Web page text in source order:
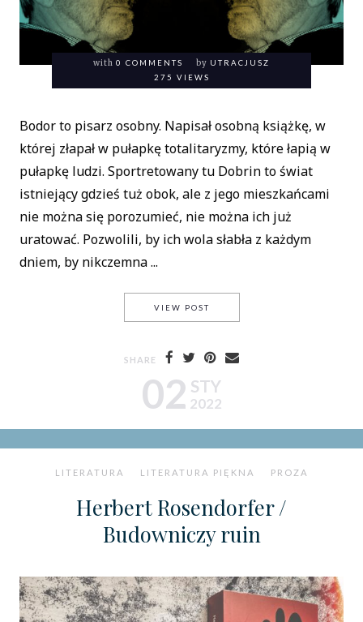
with 0 COMMENTS by UTRACJUSZ
275 VIEWS
Bodor to pisarz osobny. Napisał osobną książkę, w
której złapał w pułapkę totalitaryzmy, które łapią w
pułapkę ludzi. Sportretowany tu Dobrin to świat
istniejący gdzieś tuż obok, ale z jego mieszkańcami
nie można się porozumieć, nie można ich już
uratować. Pozwolili, by ich wola słabła z każdym
dniem, by nikczemna ...
02 STY
2022
VIEW POSTADAM BODOR / OKRĘG
SHARE
LITERATURA LITERATURA PIĘKNA PROZA
Herbert Rosendorfer /
Budowniczy ruin